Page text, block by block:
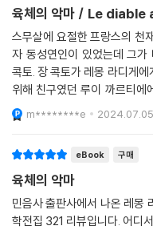
레몽 라디게는 프랑스 마른 강
공부를 중단하고선 수많은 책
이에 신문과 잡지에 글을 썼으
술인들과 모임을 가졌다. 하지
졌다. 1920년에는 『불타는 뺨
였으며 독특한 문체로 내면 심
레몽 라디게는 장 콕토와 연인
나이에 병으로 죽자 장 콕토는
다. 장 콕토의 비문에는 라디에
등장하는 ‘앙팡 테리블(무서운
설도 있다.
육체의 악마 / Le
스무살에 요절한 프랑스의 천
자 동성연인이 있었는데 그
콕토. 장 콕토가 레몽 라디게에
위해 친구였던 루이 까르티에
데 그건 트리니티 링..! 이건
열망하게 되면 그것만을 생각
m********e
eBook 구매
육체의 악마
민음사 출판사에서 나온 레몽
학전집 321 리뷰입니다. 어디